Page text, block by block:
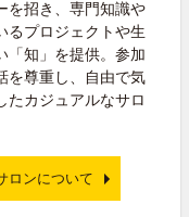
を招き、専門知識や
るプロジェクトや生
「知」を提供。参加
を尊重し、自由で気
たカジュアルなサロ
ロンについて